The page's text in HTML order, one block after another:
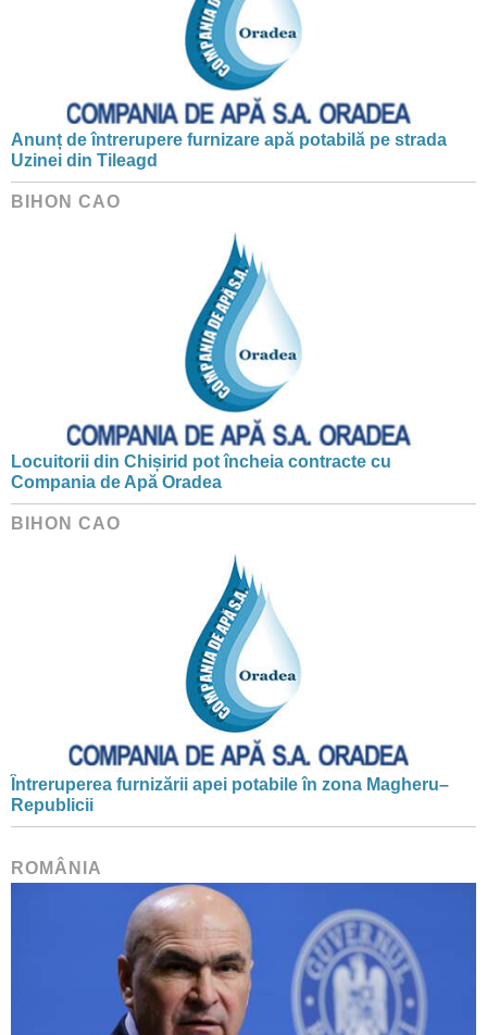
Anunț de întrerupere furnizare apă potabilă pe strada
Uzinei din Tileagd
BIHON CAO
Locuitorii din Chișirid pot încheia contracte cu
Compania de Apă Oradea
BIHON CAO
Întreruperea furnizării apei potabile în zona Magheru–
Republicii
ROMÂNIA